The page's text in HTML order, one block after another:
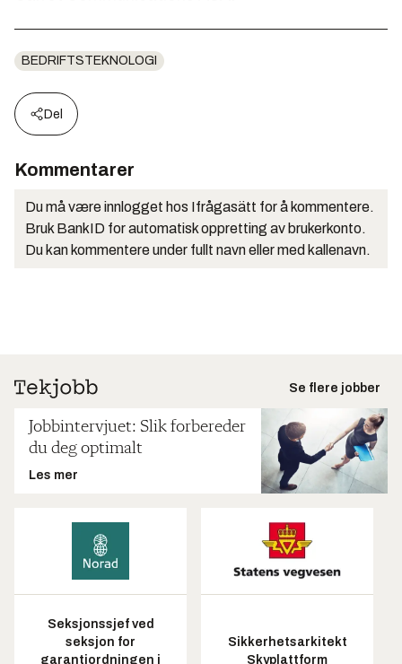
BEDRIFTSTEKNOLOGI
Del
Kommentarer
Du må være innlogget hos Ifrågasätt for å kommentere.
Bruk BankID for automatisk oppretting av brukerkonto.
Du kan kommentere under fullt navn eller med kallenavn.
Se flere jobber
Jobbintervjuet: Slik forbereder
du deg optimalt
Les mer
Seksjonssjef ved
seksjon for
garantiordningen i
Sikkerhetsarkitekt
Skyplattform